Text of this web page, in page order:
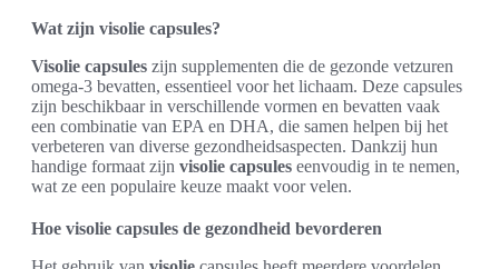
Wat zijn visolie capsules?
Visolie capsules zijn supplementen die de gezonde vetzuren
omega-3 bevatten, essentieel voor het lichaam. Deze capsules
zijn beschikbaar in verschillende vormen en bevatten vaak
een combinatie van EPA en DHA, die samen helpen bij het
verbeteren van diverse gezondheidsaspecten. Dankzij hun
handige formaat zijn visolie capsules eenvoudig in te nemen,
wat ze een populaire keuze maakt voor velen.
Hoe visolie capsules de gezondheid bevorderen